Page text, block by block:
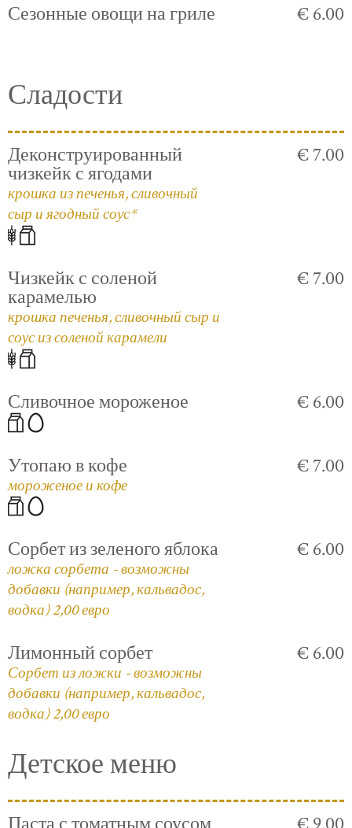
Сезонные овощи на гриле € 6.00
Сладости
Деконструированный
чизкейк с ягодами
крошка из печенья, сливочный
сыр и ягодный соус*
€ 7.00
Чизкейк с соленой
карамелью
крошка печенья, сливочный сыр и
соус из соленой карамели
€ 7.00
Сливочное мороженое € 6.00
Утопаю в кофе
мороженое и кофе
€ 7.00
Сорбет из зеленого яблока
ложка сорбета - возможны
добавки (например, кальвадос,
водка) 2,00 евро
€ 6.00
Лимонный сорбет
Сорбет из ложки - возможны
добавки (например, кальвадос,
водка) 2,00 евро
€ 6.00
Детское меню